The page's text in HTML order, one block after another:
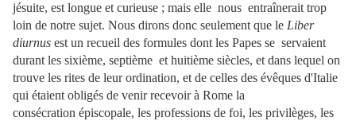
jésuite, est longue et curieuse ; mais elle nous entraînerait trop
loin de notre sujet. Nous dirons donc seulement que le Liber
diurnus est un recueil des formules dont les Papes se servaient
durant les sixième, septième et huitième siècles, et dans lequel on
trouve les rites de leur ordination, et de celles des évêques d'Italie
qui étaient obligés de venir recevoir à Rome la
consécration épiscopale, les professions de foi, les privilèges, les